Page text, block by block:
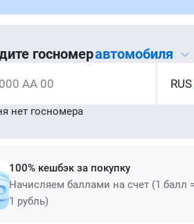
госномеравтомобиля
АА 00 RUS
нет госномера
100% кешбэк за покупку
Начисляем баллами на счет (1 балл
1 рубль)